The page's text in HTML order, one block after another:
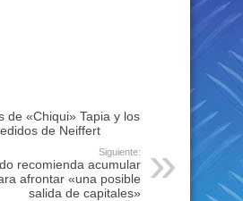
de «Chiqui» Tapia y los
de Neiffert
Siguiente:
recomienda acumular
afrontar «una posible
salida de capitales»